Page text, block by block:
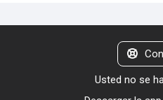
Usted no se